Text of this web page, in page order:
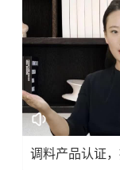
调料产品认证